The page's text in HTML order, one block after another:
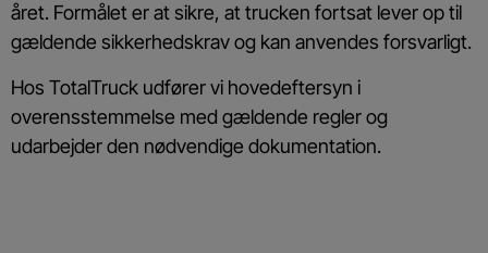
året. Formålet er at sikre, at trucken fortsat lever op til
gældende sikkerhedskrav og kan anvendes forsvarligt.
Hos TotalTruck udfører vi hovedeftersyn i
overensstemmelse med gældende regler og
udarbejder den nødvendige dokumentation.